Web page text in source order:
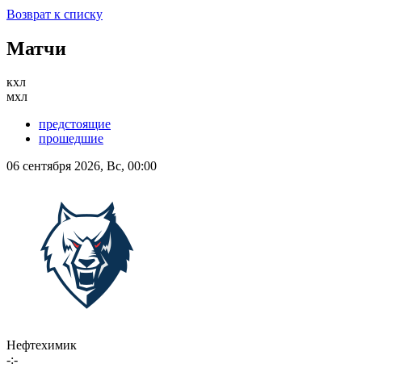
Возврат к списку
Матчи
кхл
мхл
предстоящие
прошедшие
06 сентября 2026, Вс, 00:00
Нефтехимик
-:-